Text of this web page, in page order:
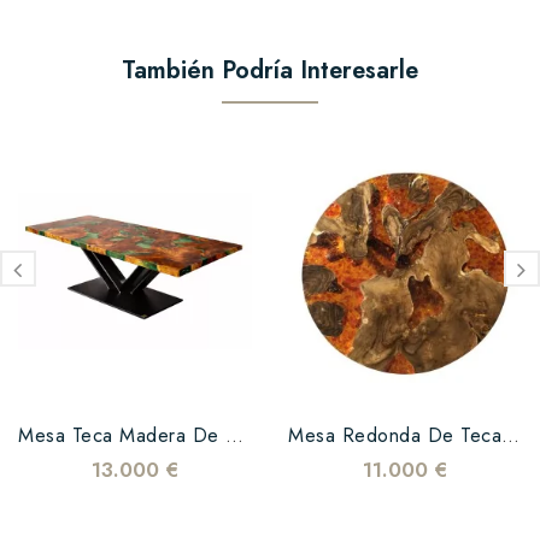
También Podría Interesarle
Mesa Teca Madera De Testa...
13.000 €
Mesa Redonda De Teca Y...
11.000 €